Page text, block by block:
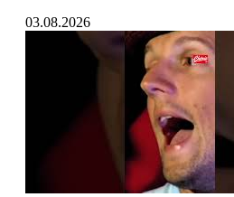
03.08.2026